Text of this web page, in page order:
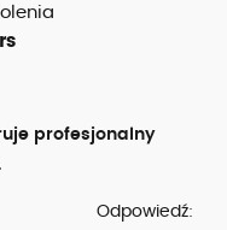
profesjonalny
Odpowiedź: